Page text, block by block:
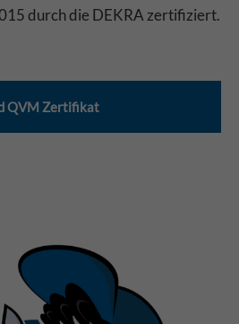
durch die DEKRA zertifiziert.
QVM Zertifikat